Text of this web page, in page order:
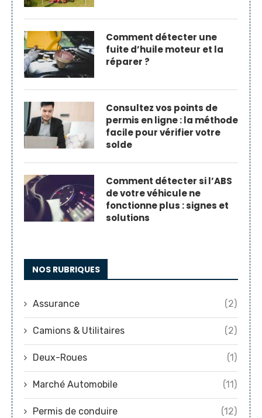
Comment détecter une
fuite d’huile moteur et la
réparer ?
Consultez vos points de
permis en ligne : la méthode
facile pour vérifier votre
solde
Comment détecter si l’ABS
de votre véhicule ne
fonctionne plus : signes et
solutions
NOS RUBRIQUES
Assurance (2)
Camions & Utilitaires (2)
Deux-Roues (1)
Marché Automobile (11)
Permis de conduire (12)